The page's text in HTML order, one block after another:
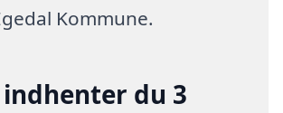
Kommune.
indhenter du 3